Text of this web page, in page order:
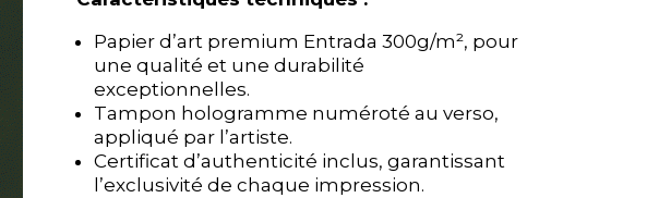
Papier d’art premium Entrada 300g/m², pour
une qualité et une durabilité
exceptionnelles.
Tampon hologramme numéroté au verso,
appliqué par l’artiste.
Certificat d’authenticité inclus, garantissant
l’exclusivité de chaque impression.
Papier d’art premium Entrada 300g/m², pour
une qualité et une durabilité
exceptionnelles.
Tampon hologramme numéroté au verso,
appliqué par l’artiste.
Certificat d’authenticité inclus, garantissant
l’exclusivité de chaque impression.